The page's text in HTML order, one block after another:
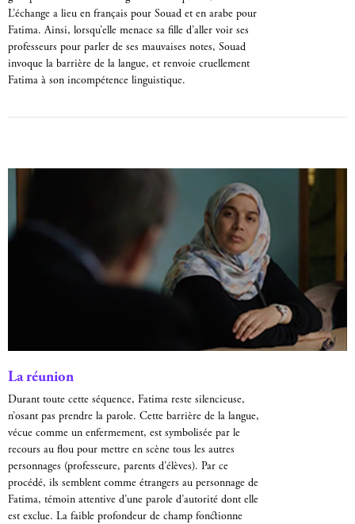
L’échange a lieu en français pour Souad et en arabe pour
Fatima. Ainsi, lorsqu’elle menace sa fille d’aller voir ses
professeurs pour parler de ses mauvaises notes, Souad
invoque la barrière de la langue, et renvoie cruellement
Fatima à son incompétence linguistique.
La réunion
Durant toute cette séquence, Fatima reste silencieuse,
n’osant pas prendre la parole. Cette barrière de la langue,
vécue comme un enfermement, est symbolisée par le
recours au flou pour mettre en scène tous les autres
personnages (professeure, parents d’élèves). Par ce
procédé, ils semblent comme étrangers au personnage de
Fatima, témoin attentive d’une parole d’autorité dont elle
est exclue. La faible profondeur de champ fonctionne